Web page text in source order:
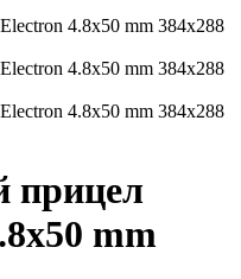
прицел
mm